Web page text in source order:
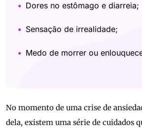
Dores no estômago e diarreia;
Sensação de irrealidade;
Medo de morrer ou
No momento de uma crise de
dela, existem uma série de cuidados